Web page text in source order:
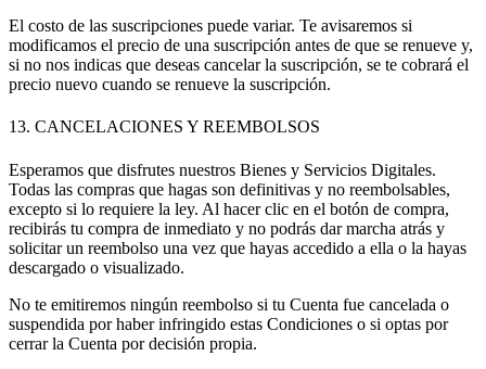
El costo de las suscripciones puede variar. Te avisaremos si
modificamos el precio de una suscripción antes de que se renueve y,
si no nos indicas que deseas cancelar la suscripción, se te cobrará el
precio nuevo cuando se renueve la suscripción.
13. CANCELACIONES Y REEMBOLSOS
Esperamos que disfrutes nuestros Bienes y Servicios Digitales.
Todas las compras que hagas son definitivas y no reembolsables,
excepto si lo requiere la ley. Al hacer clic en el botón de compra,
recibirás tu compra de inmediato y no podrás dar marcha atrás y
solicitar un reembolso una vez que hayas accedido a ella o la hayas
descargado o visualizado.
No te emitiremos ningún reembolso si tu Cuenta fue cancelada o
suspendida por haber infringido estas Condiciones o si optas por
cerrar la Cuenta por decisión propia.